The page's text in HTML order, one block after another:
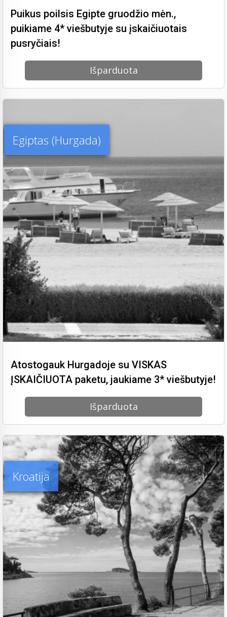
Puikus poilsis Egipte gruodžio mėn.,
puikiame 4* viešbutyje su įskaičiuotais
pusryčiais!
Išparduota
Egiptas (Hurgada)
Atostogauk Hurgadoje su VISKAS
ĮSKAIČIUOTA paketu, jaukiame 3* viešbutyje!
Išparduota
Kroatija